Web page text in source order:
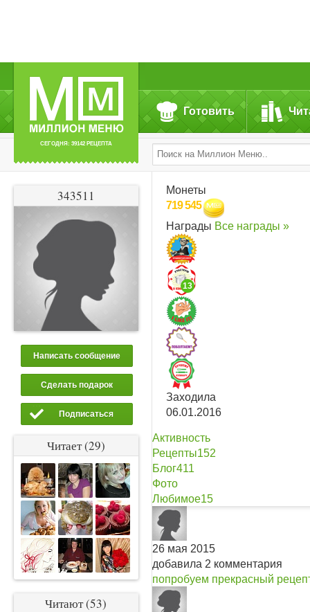
СЕГОДНЯ: 39142 РЕЦЕПТА
Готовить
343511
Написать сообщение
Сделать подарок
Подписаться
Читает (29)
Читают (53)
Монеты
719 545
Награды Все награды »
13
Заходила
06.01.2016
Активность
Рецепты152
Блог411
Фото
Любимое15
26 мая 2015
добавила 2 комментария
попробуем прекрасный